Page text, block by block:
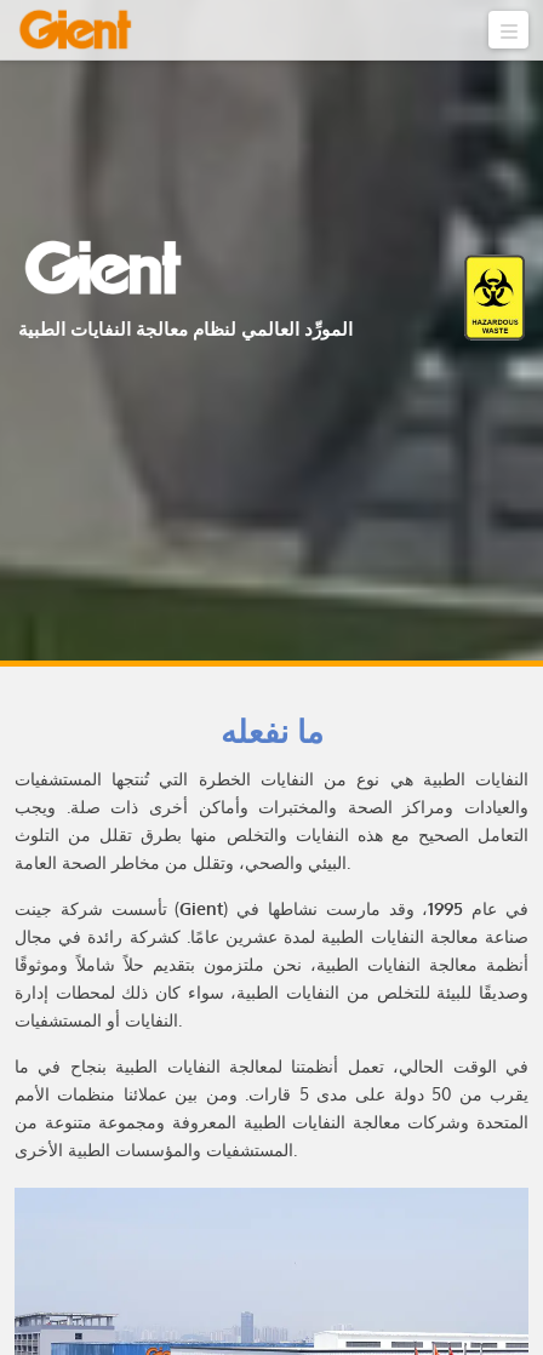
المورِّد العالمي لنظام معالجة النفايات الطبية
ما نفعله
النفايات الطبية هي نوع من النفايات الخطرة التي تُنتجها المستشفيات
والعيادات ومراكز الصحة والمختبرات وأماكن أخرى ذات صلة. ويجب
التعامل الصحيح مع هذه النفايات والتخلص منها بطرق تقلل من التلوث
تأسست شركة جينت (Gient ) في عام 1995، وقد مارست نشاطها في
صناعة معالجة النفايات الطبية لمدة عشرين عامًا. كشركة رائدة في مجال
أنظمة معالجة النفايات الطبية، نحن ملتزمون بتقديم حلاً شاملاً وموثوقًا
وصديقًا للبيئة للتخلص من النفايات الطبية، سواء كان ذلك لمحطات إدارة
في الوقت الحالي، تعمل أنظمتنا لمعالجة النفايات الطبية بنجاح في ما
يقرب من 50 دولة على مدى 5 قارات. ومن بين عملائنا منظمات الأمم
المتحدة وشركات معالجة النفايات الطبية المعروفة ومجموعة متنوعة من